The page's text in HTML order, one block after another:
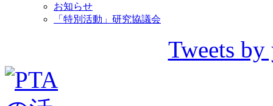
お知らせ
「特別活動」研究協議会
Tweets